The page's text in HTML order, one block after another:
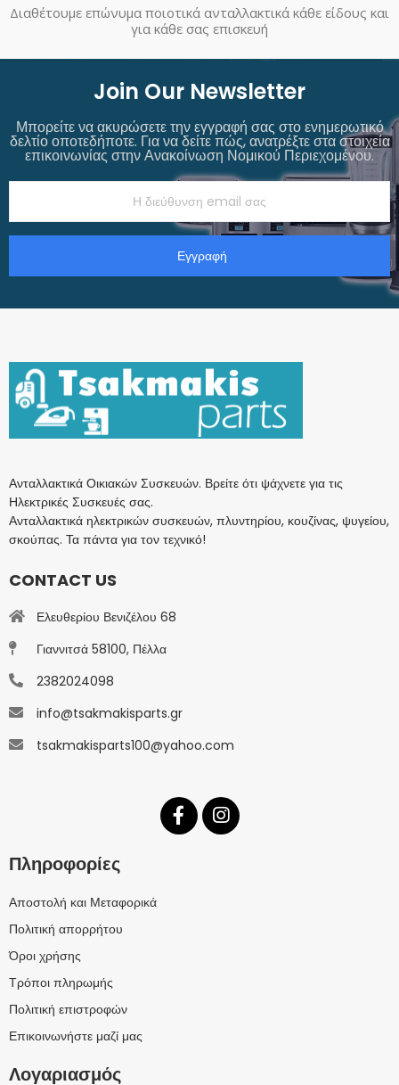
Διαθέτουμε επώνυμα ποιοτικά ανταλλακτικά κάθε είδους και
για κάθε σας επισκευή
Join Our Newsletter
Μπορείτε να ακυρώσετε την εγγραφή σας στο ενημερωτικό
δελτίο οποτεδήποτε. Για να δείτε πώς, ανατρέξτε στα στοιχεία
επικοινωνίας στην Ανακοίνωση Νομικού Περιεχομένου.
Εγγραφή
Ανταλλακτικά Οικιακών Συσκευών. Βρείτε ότι ψάχνετε για τις
Ηλεκτρικές Συσκευές σας.
Ανταλλακτικά ηλεκτρικών συσκευών, πλυντηρίου, κουζίνας, ψυγείου,
σκούπας. Τα πάντα για τον τεχνικό!
CONTACT US
Ελευθερίου Βενιζέλου 68
Γιαννιτσά 58100, Πέλλα
2382024098
info@tsakmakisparts.gr
tsakmakisparts100@yahoo.com
Πληροφορίες
Αποστολή και Μεταφορικά
Πολιτική απορρήτου
Όροι χρήσης
Τρόποι πληρωμής
Πολιτική επιστροφών
Επικοινωνήστε μαζί μας
Λογαριασμός